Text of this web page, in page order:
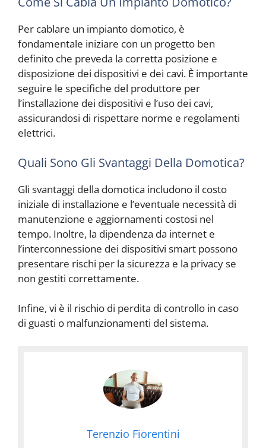
Per cablare un impianto domotico, è
fondamentale iniziare con un progetto ben
definito che preveda la corretta posizione e
disposizione dei dispositivi e dei cavi. È importante
seguire le specifiche del produttore per
l’installazione dei dispositivi e l’uso dei cavi,
assicurandosi di rispettare norme e regolamenti
elettrici.
Quali Sono Gli Svantaggi Della Domotica?
Gli svantaggi della domotica includono il costo
iniziale di installazione e l’eventuale necessità di
manutenzione e aggiornamenti costosi nel
tempo. Inoltre, la dipendenza da internet e
l’interconnessione dei dispositivi smart possono
presentare rischi per la sicurezza e la privacy se
non gestiti correttamente.
Infine, vi è il rischio di perdita di controllo in caso
di guasti o malfunzionamenti del sistema.
Terenzio Fiorentini